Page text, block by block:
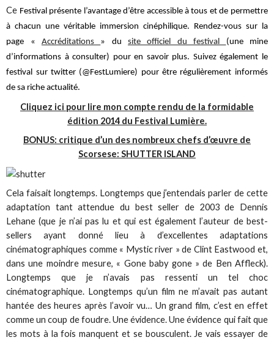
Ce Festival présente l’avantage d’être accessible à tous et de permettre
à chacun une véritable immersion cinéphilique. Rendez-vous sur la
page « Accréditations » du site officiel du festival (une mine
d’informations à consulter) pour en savoir plus. Suivez également le
festival sur twitter (@FestLumiere) pour être régulièrement informés
de sa riche actualité.
Cliquez ici pour lire mon compte rendu de la formidable
édition 2014 du Festival Lumière.
BONUS: critique d’un des nombreux chefs d’œuvre de
Scorsese: SHUTTER ISLAND
Cela faisait longtemps. Longtemps que j’entendais parler de cette
adaptation tant attendue du best seller de 2003 de Dennis
Lehane (que je n’ai pas lu et qui est également l’auteur de best-
sellers ayant donné lieu à d’excellentes adaptations
cinématographiques comme « Mystic river » de Clint Eastwood et,
dans une moindre mesure, « Gone baby gone » de Ben Affleck).
Longtemps que je n’avais pas ressenti un tel choc
cinématographique. Longtemps qu’un film ne m’avait pas autant
hantée des heures après l’avoir vu… Un grand film, c’est en effet
comme un coup de foudre. Une évidence. Une évidence qui fait que
les mots à la fois manquent et se bousculent. Je vais essayer de